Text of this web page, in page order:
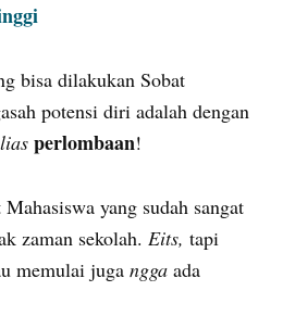
bisa dilakukan Sobat
potensi diri adalah dengan
perlombaan!
yang sudah sangat
zaman sekolah. Eits, tapi
memulai juga ngga ada